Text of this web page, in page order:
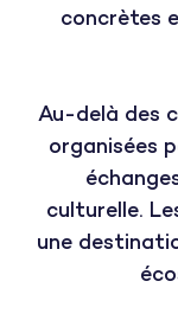
concrètes
Au-delà des
organisées
culturelle.
une